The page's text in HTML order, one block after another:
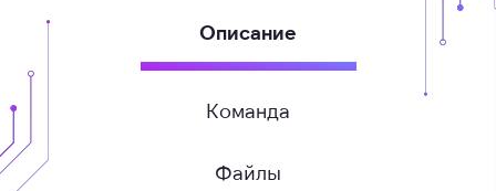
Описание
Команда
Файлы